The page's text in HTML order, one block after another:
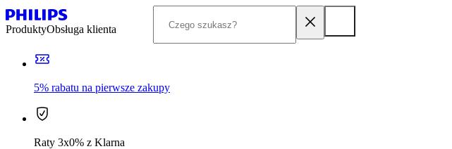
ProduktyObsługa klienta
5% rabatu na pierwsze zakupy
Raty 3x0% z Klarna